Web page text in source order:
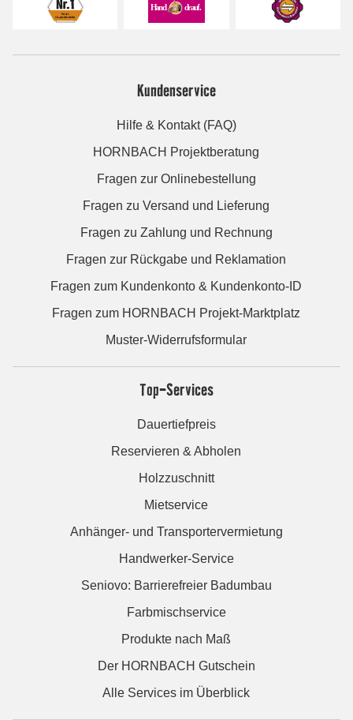
Kundenservice
Hilfe & Kontakt (FAQ)
HORNBACH Projektberatung
Fragen zur Onlinebestellung
Fragen zu Versand und Lieferung
Fragen zu Zahlung und Rechnung
Fragen zur Rückgabe und Reklamation
Fragen zum Kundenkonto & Kundenkonto-ID
Fragen zum HORNBACH Projekt-Marktplatz
Muster-Widerrufsformular
Top-Services
Dauertiefpreis
Reservieren & Abholen
Holzzuschnitt
Mietservice
Anhänger- und Transportervermietung
Handwerker-Service
Seniovo: Barrierefreier Badumbau
Farbmischservice
Produkte nach Maß
Der HORNBACH Gutschein
Alle Services im Überblick